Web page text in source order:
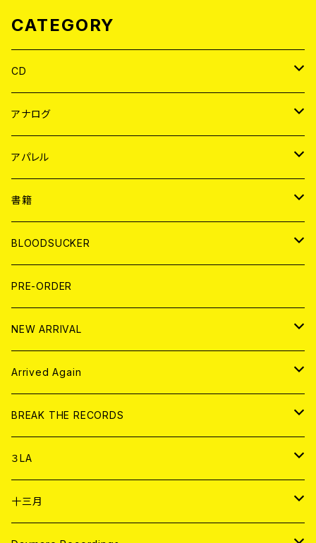
CATEGORY
CD
JAPAN
WORLD
アナログ
JAPAN
７EP
LP
WORLD
7EP
LP
アパレル
JAPAN
T-shirt
HOOD
WORLD
T-shirt
HOOD
書籍
MAGAZINE
BOLLOCKS
EL ZINE
写真集 (PHOTOBOOK)
BLOODSUCKER
CD
アナログ
アパレル
書籍
DIGITAL CONTENTS
PRE-ORDER
NEW ARRIVAL
CD
アナログ
Arrived Again
CD
アナログ
BREAK THE RECORDS
CD
ANALOG
３LA
CD
十三月